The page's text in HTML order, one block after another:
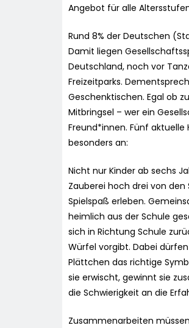
Angebot für alle
Rund 8% der Deutschen
Damit liegen
Deutschland, noch vor
Freizeitparks.
Geschenktischen. Egal ob
Mitbringsel – wer ein
Freund*innen. Fünf aktuelle
besonders an:
Nicht nur Kinder ab sechs
Zauberei hoch drei von den
Spielspaß erleben.
heimlich aus der Schule
sich in Richtung Schule
Würfel vorgibt. Dabei
Plättchen das richtige
sie erwischt, gewinnt sie
die Schwierigkeit an die
Zusammenarbeiten